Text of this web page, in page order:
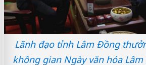
Lãnh đạo tỉnh Lâm Đồng
không gian Ngày văn hóa